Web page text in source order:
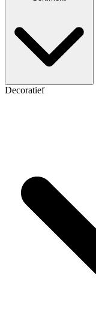
Decoratief